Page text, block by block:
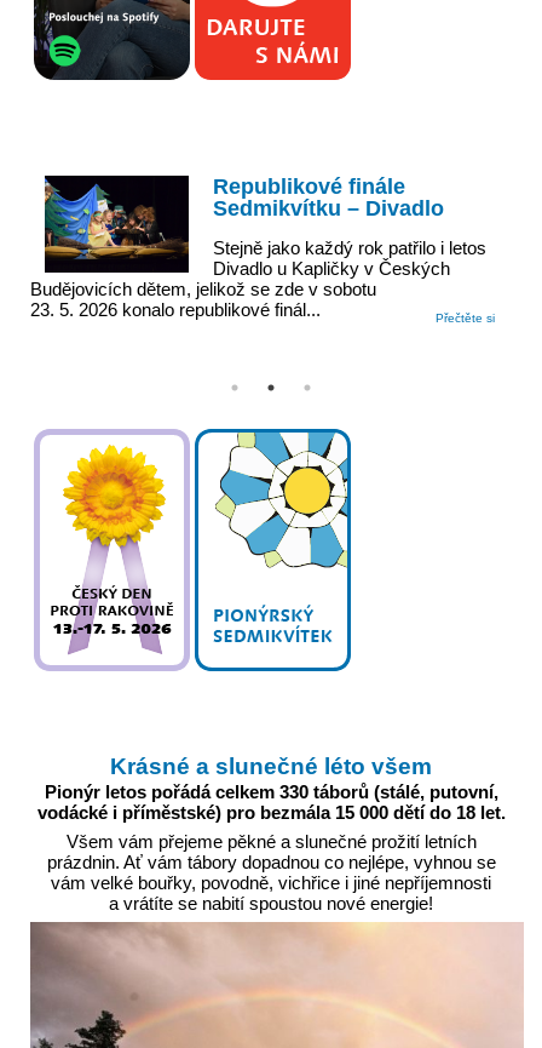
Republikové finále
Sedmikvítku – Divadlo
Stejně jako každý rok patřilo i letos
Divadlo u Kapličky v Českých
Budějovicích dětem, jelikož se zde v sobotu
23. 5. 2026 konalo republikové finál...
Přečtěte si
Krásné a slunečné léto všem
Pionýr letos pořádá celkem 330 táborů (stálé, putovní,
vodácké i příměstské) pro bezmála 15 000 dětí do 18 let.
Všem vám přejeme pěkné a slunečné prožití letních
prázdnin. Ať vám tábory dopadnou co nejlépe, vyhnou se
vám velké bouřky, povodně, vichřice i jiné nepříjemnosti
a vrátíte se nabití spoustou nové energie!